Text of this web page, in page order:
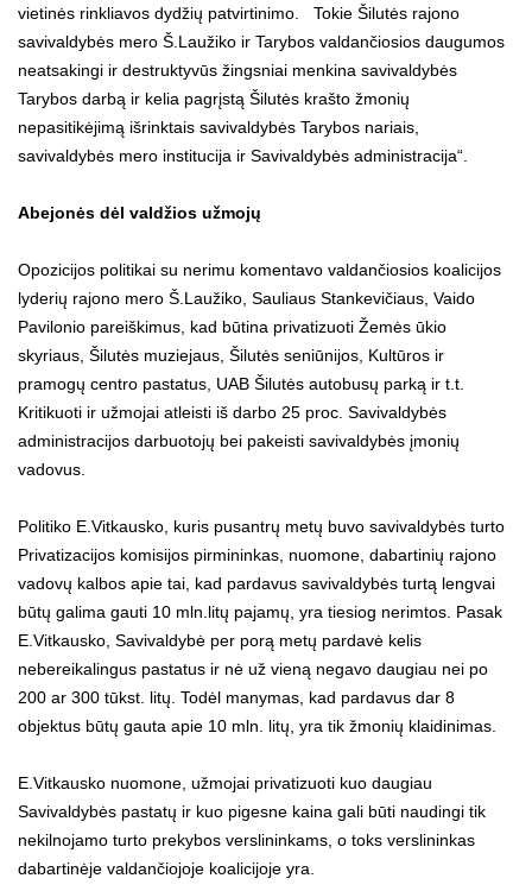
vietinės rinkliavos dydžių patvirtinimo. Tokie Šilutės rajono
savivaldybės mero Š.Laužiko ir Tarybos valdančiosios daugumos
neatsakingi ir destruktyvūs žingsniai menkina savivaldybės
Tarybos darbą ir kelia pagrįstą Šilutės krašto žmonių
nepasitikėjimą išrinktais savivaldybės Tarybos nariais,
savivaldybės mero institucija ir Savivaldybės administracija“.
Abejonės dėl valdžios užmojų
Opozicijos politikai su nerimu komentavo valdančiosios koalicijos
lyderių rajono mero Š.Laužiko, Sauliaus Stankevičiaus, Vaido
Pavilonio pareiškimus, kad būtina privatizuoti Žemės ūkio
skyriaus, Šilutės muziejaus, Šilutės seniūnijos, Kultūros ir
pramogų centro pastatus, UAB Šilutės autobusų parką ir t.t.
Kritikuoti ir užmojai atleisti iš darbo 25 proc. Savivaldybės
administracijos darbuotojų bei pakeisti savivaldybės įmonių
vadovus.
Politiko E.Vitkausko, kuris pusantrų metų buvo savivaldybės turto
Privatizacijos komisijos pirmininkas, nuomone, dabartinių rajono
vadovų kalbos apie tai, kad pardavus savivaldybės turtą lengvai
būtų galima gauti 10 mln.litų pajamų, yra tiesiog nerimtos. Pasak
E.Vitkausko, Savivaldybė per porą metų pardavė kelis
nebereikalingus pastatus ir nė už vieną negavo daugiau nei po
200 ar 300 tūkst. litų. Todėl manymas, kad pardavus dar 8
objektus būtų gauta apie 10 mln. litų, yra tik žmonių klaidinimas.
E.Vitkausko nuomone, užmojai privatizuoti kuo daugiau
Savivaldybės pastatų ir kuo pigesne kaina gali būti naudingi tik
nekilnojamo turto prekybos verslininkams, o toks verslininkas
dabartinėje valdančiojoje koalicijoje yra.